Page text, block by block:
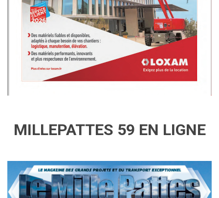
MILLEPATTES 59 EN LIGNE